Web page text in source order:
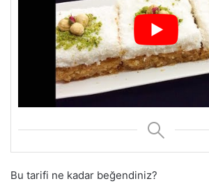
Bu tarifi ne kadar beğendiniz?